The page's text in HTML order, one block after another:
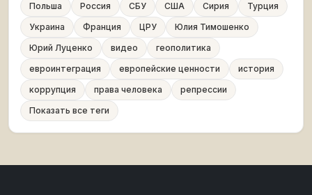
Польша
Россия СБУ США Сирия
Турция
Украина
Франция ЦРУ
Юлия Тимошенко
Юрий Луценко
видео
геополитика
евроинтеграция
европейские ценности
история
коррупция
права человека
репрессии
Показать все теги